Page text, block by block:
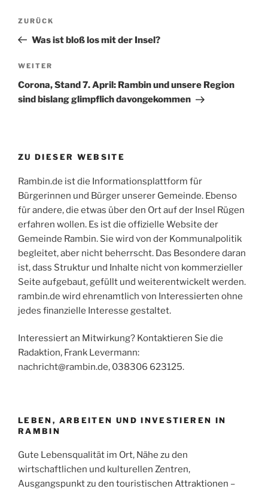
Beitragsnavigation
Vorheriger
Beitrag
ZURÜCK
Was ist bloß los mit der Insel?
Nächster
Beitrag
WEITER
Corona, Stand 7. April: Rambin und unsere Region
sind bislang glimpflich davongekommen
ZU DIESER WEBSITE
Rambin.de ist die Informationsplattform für
Bürgerinnen und Bürger unserer Gemeinde. Ebenso
für andere, die etwas über den Ort auf der Insel Rügen
erfahren wollen. Es ist die offizielle Website der
Gemeinde Rambin. Sie wird von der Kommunalpolitik
begleitet, aber nicht beherrscht. Das Besondere daran
ist, dass Struktur und Inhalte nicht von kommerzieller
Seite aufgebaut, gefüllt und weiterentwickelt werden.
rambin.de wird ehrenamtlich von Interessierten ohne
jedes finanzielle Interesse gestaltet.
Interessiert an Mitwirkung? Kontaktieren Sie die
Radaktion, Frank Levermann:
nachricht@rambin.de, 038306 623125.
LEBEN, ARBEITEN UND INVESTIEREN IN
RAMBIN
Gute Lebensqualität im Ort, Nähe zu den
wirtschaftlichen und kulturellen Zentren,
Ausgangspunkt zu den touristischen Attraktionen –